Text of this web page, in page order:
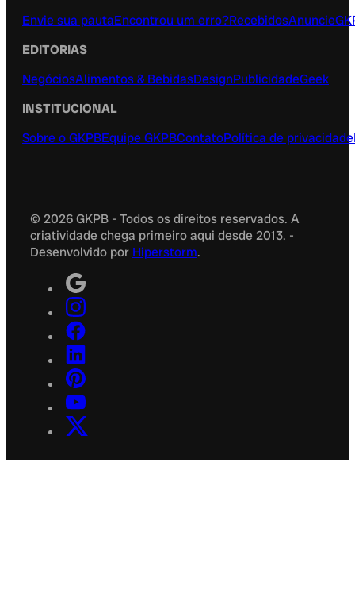
Envie sua pautaEncontrou um erro?RecebidosAnuncie
EDITORIAS
NegóciosAlimentos & BebidasDesignPublicidadeGeek
INSTITUCIONAL
Sobre o GKPBEquipe GKPBContatoPolítica de privacidade
© 2026 GKPB - Todos os direitos reservados. A
criatividade chega primeiro aqui desde 2013. -
Desenvolvido por Hiperstorm.